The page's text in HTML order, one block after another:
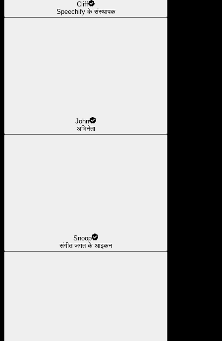
Cliff
Speechify के संस्थापक
John
अभिनेता
Snoop
संगीत जगत के आइकन